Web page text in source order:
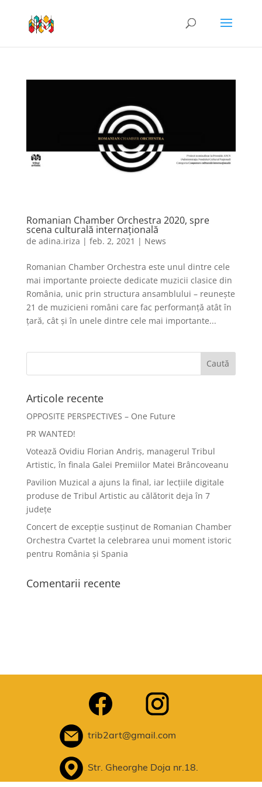
Romanian Chamber Orchestra 2020, spre
scena culturală internațională
de adina.iriza | feb. 2, 2021 | News
Romanian Chamber Orchestra este unul dintre cele
mai importante proiecte dedicate muzicii clasice din
România, unic prin structura ansamblului – reunește
21 de muzicieni români care fac performanță atât în
țară, cât și în unele dintre cele mai importante...
Articole recente
OPPOSITE PERSPECTIVES – One Future
PR WANTED!
Votează Ovidiu Florian Andriș, managerul Tribul
Artistic, în finala Galei Premiilor Matei Brâncoveanu
Pavilion Muzical a ajuns la final, iar lecțiile digitale
produse de Tribul Artistic au călătorit deja în 7
județe
Concert de excepție susținut de Romanian Chamber
Orchestra Cvartet la celebrarea unui moment istoric
pentru România și Spania
Comentarii recente
trib2art@gmail.com
Str. Gheorghe Doja nr.18.